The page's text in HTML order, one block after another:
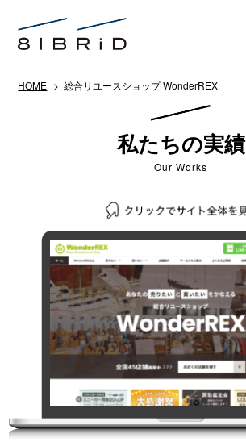
HOME > 総合リユースショップ WonderREX
私たちの実績
Our Works